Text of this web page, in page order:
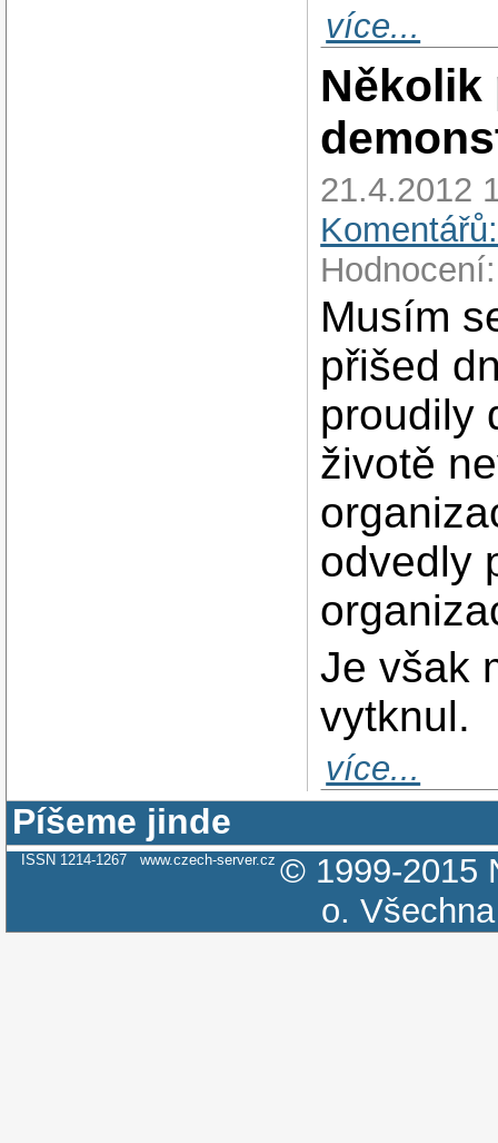
více...
21.4.2012
Musím
přišed
proudily
životě
odvedly
Je však
vytknul.
více...
Píšeme jinde
ISSN 1214-1267 www.czech-server.cz © 1999-2015
o.